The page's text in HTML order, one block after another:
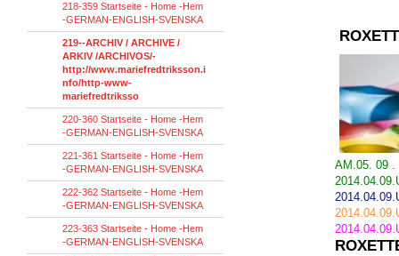
AM.05. 09 .
218-359 Startseite - Home -Hem
-GERMAN-ENGLISH-SVENSKA
219--ARCHIV / ARCHIVE /
ARKIV /ARCHIVOS/-
http://www.mariefredtriksson.i
nfo/http-www-
mariefredtriksso
220-360 Startseite - Home -Hem
-GERMAN-ENGLISH-SVENSKA
221-361 Startseite - Home -Hem
-GERMAN-ENGLISH-SVENSKA
222-362 Startseite - Home -Hem
-GERMAN-ENGLISH-SVENSKA
223-363 Startseite - Home -Hem
-GERMAN-ENGLISH-SVENSKA